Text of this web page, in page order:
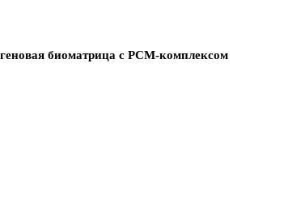
биоматрица с PCM-комплексом